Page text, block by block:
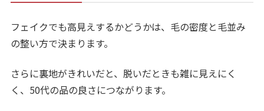
フェイクでも高見えするかどうかは、毛の密度と毛並み
の整い方で決まります。
さらに裏地がきれいだと、脱いだときも雑に見えにく
く、50代の品の良さにつながります。